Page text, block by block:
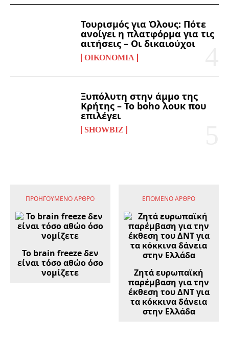
Τουρισμός για Όλους: Πότε
ανοίγει η πλατφόρμα για τις
αιτήσεις – Οι δικαιούχοι
ΟΙΚΟΝΟΜΊΑ
Ξυπόλυτη στην άμμο της
Κρήτης – Το boho λουκ που
επιλέγει
SHOWBIZ
ΠΡΟΗΓΟΎΜΕΝΟ ΆΡΘΡΟ
Το brain freeze δεν
είναι τόσο αθώο όσο
νομίζετε
ΕΠΌΜΕΝΟ ΆΡΘΡΟ
Ζητά ευρωπαϊκή
παρέμβαση για την
έκθεση του ΔΝΤ για
τα κόκκινα δάνεια
στην Ελλάδα